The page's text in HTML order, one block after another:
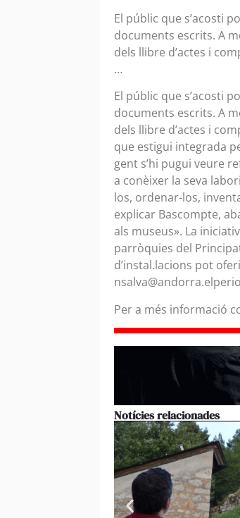
El públic que s’acosti
documents escrits. A
dels llibre d’actes i
…
El públic que s’acosti
documents escrits. A
dels llibre d’actes i
que estigui integrada
gent s’hi pugui veure
a conèixer la seva
los, ordenar-los,
explicar Bascompte,
als museus». La
parròquies del
d’instal.lacions pot
Per a més informació
Notícies relacionades